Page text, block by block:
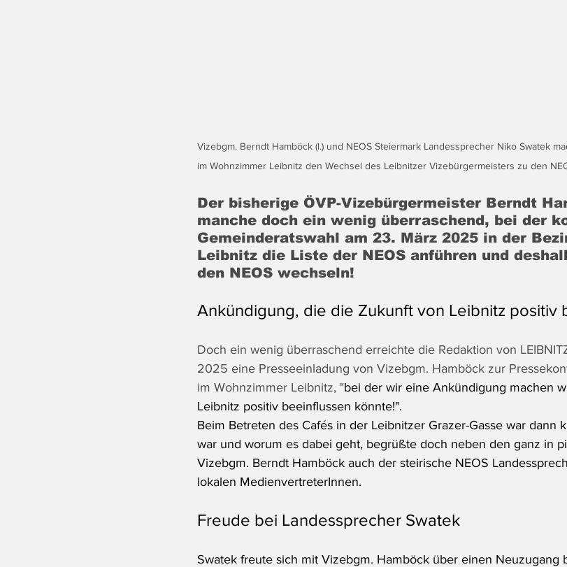
Vizebgm. Berndt Hamböck (l.) und NEOS Steiermark Landessprecher Niko Swatek
im Wohnzimmer Leibnitz den Wechsel des Leibnitzer Vizebürgermeisters zu den
Der bisherige ÖVP-Vizebürgermeister Berndt
manche doch ein wenig überraschend, bei der
Gemeinderatswahl am 23. März 2025 in der
Leibnitz die Liste der NEOS anführen und
den NEOS wechseln!
Ankündigung, die die Zukunft von Leibnitz positiv
Doch ein wenig überraschend erreichte die Redaktion von
2025 eine Presseeinladung von Vizebgm. Hamböck zur
im Wohnzimmer Leibnitz, "bei der wir eine Ankündigung machen
Leibnitz positiv beeinflussen könnte!".
Beim Betreten des Cafés in der Leibnitzer Grazer-Gasse war dann
war und worum es dabei geht, begrüßte doch neben den ganz in
Vizebgm. Berndt Hamböck auch der steirische NEOS
lokalen MedienvertreterInnen.
Freude bei Landessprecher Swatek
Swatek freute sich mit Vizebgm. Hamböck über einen Neuzugang